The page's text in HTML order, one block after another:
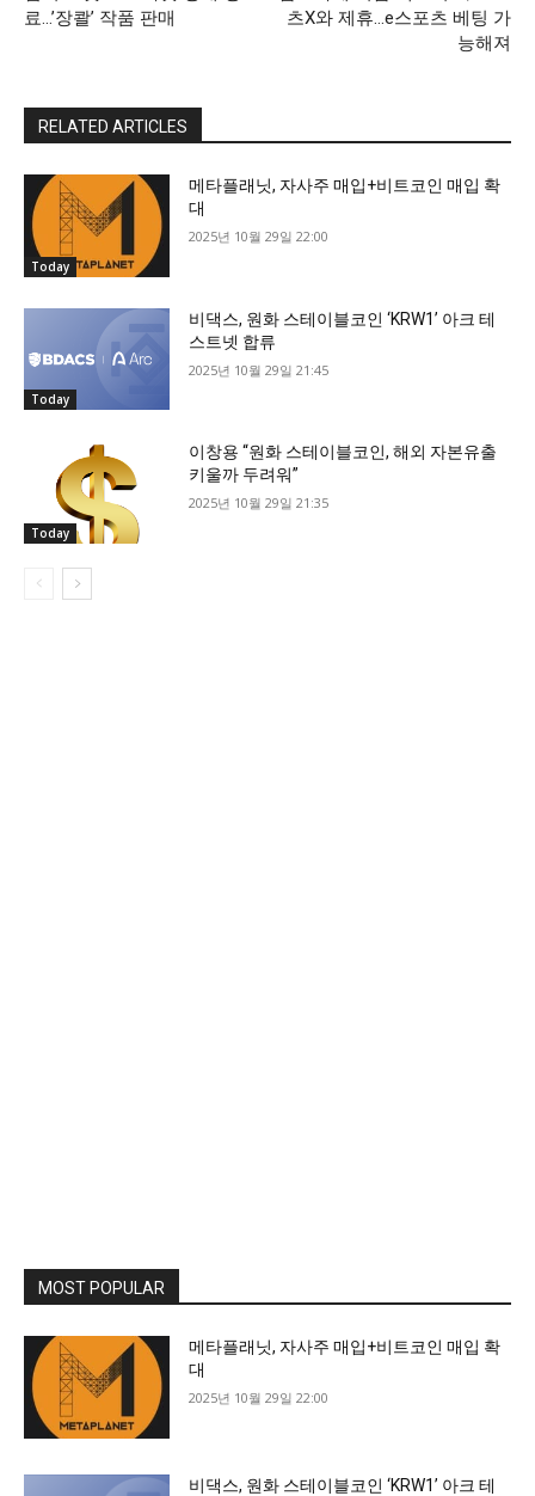
료…’장콸’ 작품 판매
츠X와 제휴…e스포츠 베팅 가
능해져
RELATED ARTICLES
Today
메타플래닛, 자사주 매입+비트코인 매입 확
대
2025년 10월 29일 22:00
Today
비댁스, 원화 스테이블코인 ‘KRW1’ 아크 테
스트넷 합류
2025년 10월 29일 21:45
Today
이창용 “원화 스테이블코인, 해외 자본유출
키울까 두려워”
2025년 10월 29일 21:35
MOST POPULAR
메타플래닛, 자사주 매입+비트코인 매입 확
대
2025년 10월 29일 22:00
비댁스, 원화 스테이블코인 ‘KRW1’ 아크 테